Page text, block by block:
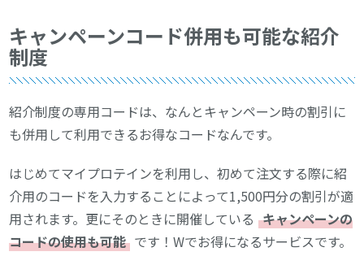
キャンペーンコード併用も可能な紹介
制度
紹介制度の専用コードは、なんとキャンペーン時の割引に
も併用して利用できるお得なコードなんです。
はじめてマイプロテインを利用し、初めて注文する際に紹
介用のコードを入力することによって1,500円分の割引が適
用されます。更にそのときに開催している キャンペーンの
コードの使用も可能 です！Wでお得になるサービスです。